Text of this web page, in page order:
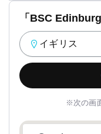
「BSC
イギリス
※次の画